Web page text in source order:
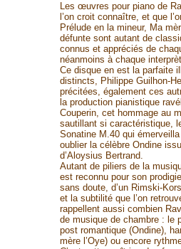
Les œuvres pour piano de
l’on croit connaître, et que
Prélude en la mineur, Ma
défunte sont autant de
connus et appréciés de
néanmoins à chaque
Ce disque en est la parfaite
distincts, Philippe Guilhon-
précitées, également ces
la production pianistique
Couperin, cet hommage au
sautillant si caractéristique,
Sonatine M.40 qui
oublier la célèbre Ondine
d’Aloysius Bertrand.
Autant de piliers de la
est reconnu pour son
sans doute, d’un Rimski-
et la subtilité que l’on
rappellent aussi combien
de musique de chambre : le
post romantique (Ondine),
mère l’Oye) ou encore